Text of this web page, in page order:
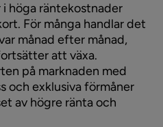
höga räntekostnader
För många handlar det
månad efter månad,
att växa.
på marknaden med
och exklusiva förmåner
av högre ränta och